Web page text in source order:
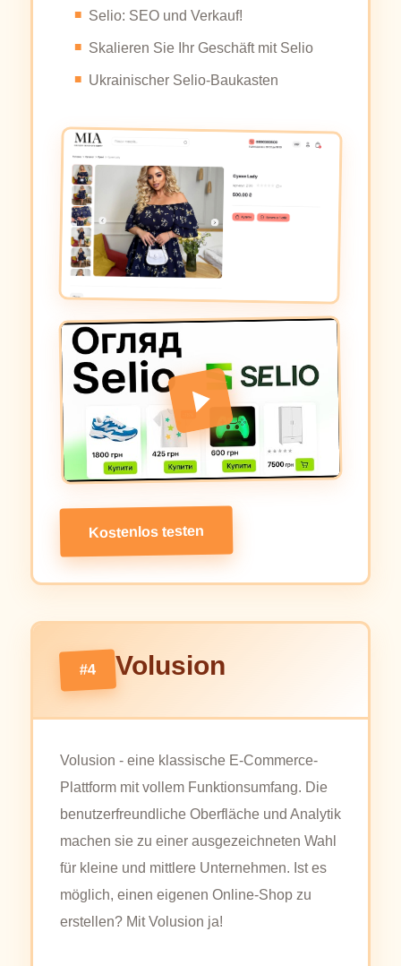
Selio: SEO und Verkauf!
Skalieren Sie Ihr Geschäft mit Selio
Ukrainischer Selio-Baukasten
Kostenlos testen
#4 Volusion
Volusion - eine klassische E-Commerce-
Plattform mit vollem Funktionsumfang. Die
benutzerfreundliche Oberfläche und Analytik
machen sie zu einer ausgezeichneten Wahl
für kleine und mittlere Unternehmen. Ist es
möglich, einen eigenen Online-Shop zu
erstellen? Mit Volusion ja!